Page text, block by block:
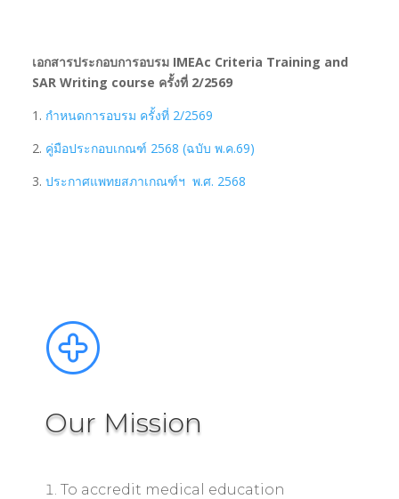
เอกสารประกอบการอบรม IMEAc Criteria Training and
SAR Writing course ครั้งที่ 2/2569
1. กำหนดการอบรม ครั้งที่ 2/2569
2. คู่มือประกอบเกณฑ์ 2568 (ฉบับ พ.ค.69)
3.ประกาศแพทยสภาเกณฑ์ฯ พ.ศ. 2568
Our Mission
To accredit medical education